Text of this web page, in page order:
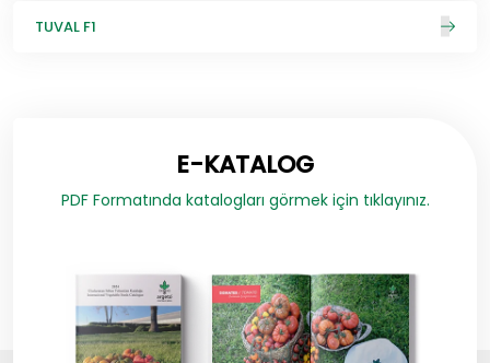
TUVAL F1
E-KATALOG
PDF Formatında katalogları görmek için tıklayınız.